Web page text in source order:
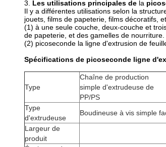
3. Les utilisations principales de la
Il y a différentes utilisations selon la
jouets, films de papeterie, films décoratifs,
(1) à une seule couche, deux-couche et
de papeterie, et des gamelles de nourriture.
(2) picoseconde la ligne d'extrusion de
Spécifications de picoseconde ligne
Type
Chaîne de production
simple d'extrudeuse de
PP/PS
Type
d'extrudeuse
Boudineuse à vis simple
Largeur de
produit
600mm--